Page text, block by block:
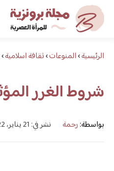
مجلة برونزية
ابحث عن أي
الرئيسية›المنوعات›ثقافة اسلامية›
شروط الغرر
بواسطة:رحمة نشر في: 21 يناير، 2022